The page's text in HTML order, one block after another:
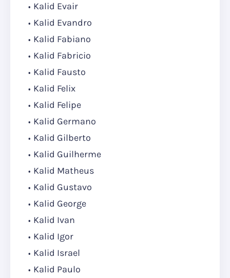
Kalid Evair
Kalid Evandro
Kalid Fabiano
Kalid Fabricio
Kalid Fausto
Kalid Felix
Kalid Felipe
Kalid Germano
Kalid Gilberto
Kalid Guilherme
Kalid Matheus
Kalid Gustavo
Kalid George
Kalid Ivan
Kalid Igor
Kalid Israel
Kalid Paulo